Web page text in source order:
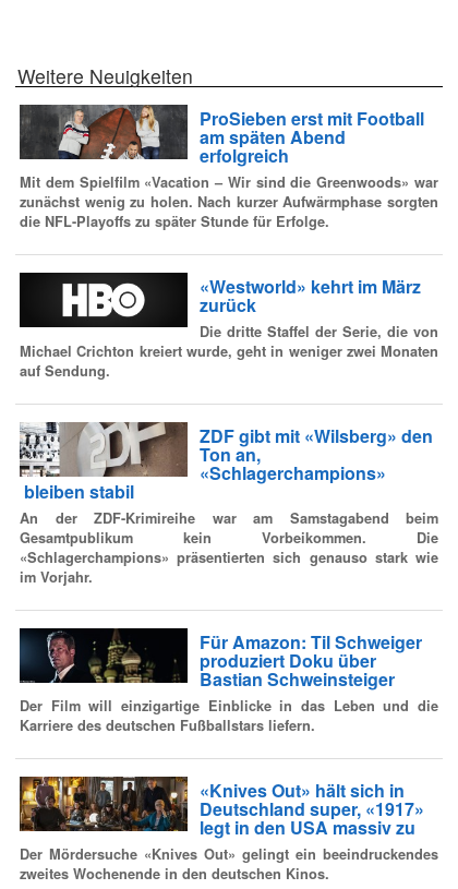
Weitere Neuigkeiten
ProSieben erst mit Football
am späten Abend
erfolgreich
Mit dem Spielfilm «Vacation – Wir sind die Greenwoods» war
zunächst wenig zu holen. Nach kurzer Aufwärmphase sorgten
die NFL-Playoffs zu später Stunde für Erfolge.
«Westworld» kehrt im März
zurück
Die dritte Staffel der Serie, die von
Michael Crichton kreiert wurde, geht in weniger zwei Monaten
auf Sendung.
ZDF gibt mit «Wilsberg» den
Ton an,
«Schlagerchampions»
bleiben stabil
An der ZDF-Krimireihe war am Samstagabend beim
Gesamtpublikum kein Vorbeikommen. Die
«Schlagerchampions» präsentierten sich genauso stark wie
im Vorjahr.
Für Amazon: Til Schweiger
produziert Doku über
Bastian Schweinsteiger
Der Film will einzigartige Einblicke in das Leben und die
Karriere des deutschen Fußballstars liefern.
«Knives Out» hält sich in
Deutschland super, «1917»
legt in den USA massiv zu
Der Mördersuche «Knives Out» gelingt ein beeindruckendes
zweites Wochenende in den deutschen Kinos.